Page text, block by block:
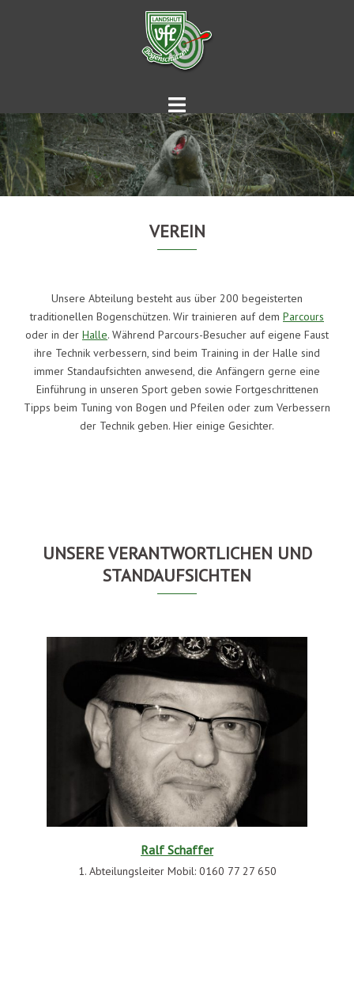
VEREIN
Unsere Abteilung besteht aus über 200 begeisterten
traditionellen Bogenschützen. Wir trainieren auf dem Parcours
oder in der Halle. Während Parcours-Besucher auf eigene Faust
ihre Technik verbessern, sind beim Training in der Halle sind
immer Standaufsichten anwesend, die Anfängern gerne eine
Einführung in unseren Sport geben sowie Fortgeschrittenen
Tipps beim Tuning von Bogen und Pfeilen oder zum Verbessern
der Technik geben. Hier einige Gesichter.
UNSERE VERANTWORTLICHEN UND
STANDAUFSICHTEN
Ralf Schaffer
1. Abteilungsleiter Mobil: 0160 77 27 650